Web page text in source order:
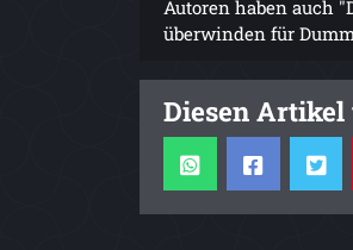
Autoren haben auch
überwinden für
Diesen Artikel